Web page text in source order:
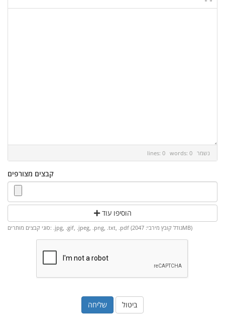
lines: 0 words: 0 נשמר
קבצים מצורפים
הוסיפו עוד
סוגי קבצים מותרים: .jpg, .gif, .jpeg, .png, .txt, .pdf (גודל קובץ מירבי: 2047MB)
ביטול